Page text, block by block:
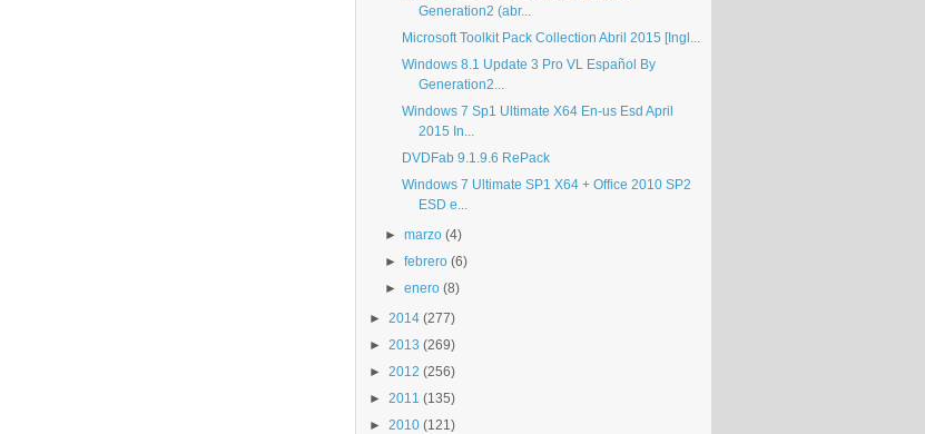
Generation2 (abr...
Microsoft Toolkit Pack Collection Abril 2015 [Ingl...
Windows 8.1 Update 3 Pro VL Español By
Generation2...
Windows 7 Sp1 Ultimate X64 En-us Esd April
2015 In...
DVDFab 9.1.9.6 RePack
Windows 7 Ultimate SP1 X64 + Office 2010 SP2
ESD e...
►marzo (4)
►febrero (6)
►enero (8)
► 2014 (277)
► 2013 (269)
► 2012 (256)
► 2011 (135)
► 2010 (121)